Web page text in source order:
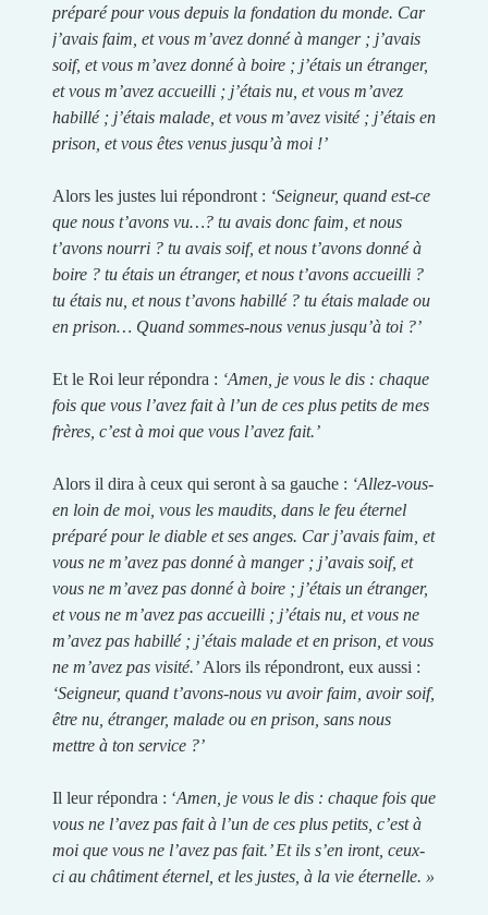
préparé pour vous depuis la fondation du monde. Car
j’avais faim, et vous m’avez donné à manger ; j’avais
soif, et vous m’avez donné à boire ; j’étais un étranger,
et vous m’avez accueilli ; j’étais nu, et vous m’avez
habillé ; j’étais malade, et vous m’avez visité ; j’étais en
prison, et vous êtes venus jusqu’à moi !’
Alors les justes lui répondront : ‘Seigneur, quand est-ce
que nous t’avons vu…? tu avais donc faim, et nous
t’avons nourri ? tu avais soif, et nous t’avons donné à
boire ? tu étais un étranger, et nous t’avons accueilli ?
tu étais nu, et nous t’avons habillé ? tu étais malade ou
en prison… Quand sommes-nous venus jusqu’à toi ?’
Et le Roi leur répondra : ‘Amen, je vous le dis : chaque
fois que vous l’avez fait à l’un de ces plus petits de mes
frères, c’est à moi que vous l’avez fait.’
Alors il dira à ceux qui seront à sa gauche : ‘Allez-vous-
en loin de moi, vous les maudits, dans le feu éternel
préparé pour le diable et ses anges. Car j’avais faim, et
vous ne m’avez pas donné à manger ; j’avais soif, et
vous ne m’avez pas donné à boire ; j’étais un étranger,
et vous ne m’avez pas accueilli ; j’étais nu, et vous ne
m’avez pas habillé ; j’étais malade et en prison, et vous
ne m’avez pas visité.’ Alors ils répondront, eux aussi :
‘Seigneur, quand t’avons-nous vu avoir faim, avoir soif,
être nu, étranger, malade ou en prison, sans nous
mettre à ton service ?’
Il leur répondra : ‘Amen, je vous le dis : chaque fois que
vous ne l’avez pas fait à l’un de ces plus petits, c’est à
moi que vous ne l’avez pas fait.’ Et ils s’en iront, ceux-
ci au châtiment éternel, et les justes, à la vie éternelle. »